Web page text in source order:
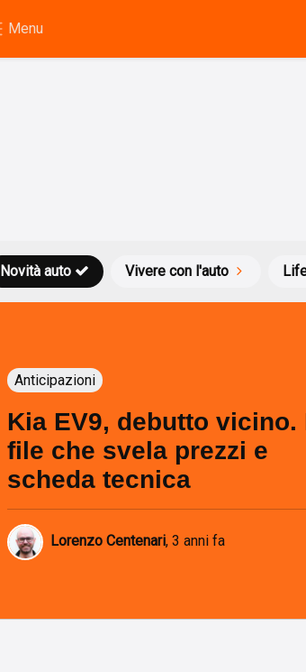
Novità auto Vivere con l'auto
Anticipazioni
Kia EV9, debutto vicino.
file che svela prezzi e
scheda tecnica
Lorenzo Centenari, 3 anni fa